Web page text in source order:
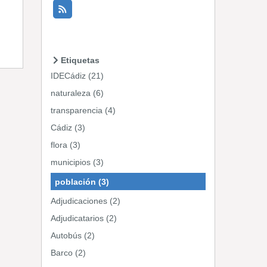
Etiquetas
IDECádiz (21)
naturaleza (6)
transparencia (4)
Cádiz (3)
flora (3)
municipios (3)
población (3)
Adjudicaciones (2)
Adjudicatarios (2)
Autobús (2)
Barco (2)